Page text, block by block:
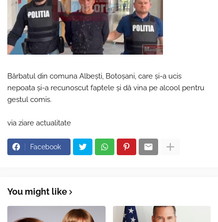
Bărbatul din comuna Albești, Botoșani, care și-a ucis
nepoata și-a recunoscut faptele și dă vina pe alcool pentru
gestul comis.
via ziare actualitate
Facebook
You might like